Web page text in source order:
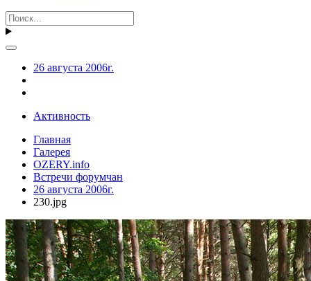
26 августа 2006г.
Активность
Главная
Галерея
OZERY.info
Встречи форумчан
26 августа 2006г.
230.jpg